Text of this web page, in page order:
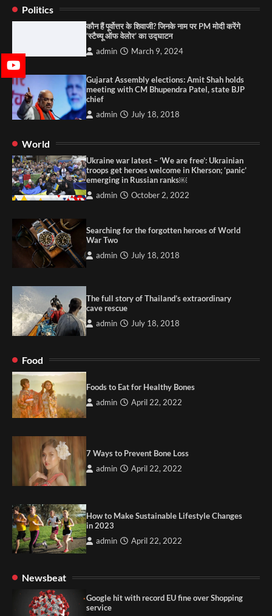
Politics
कौन हैं पूर्वोत्तर के शिवाजी? जिनके नाम पर PM मोदी करेंगे
‘स्टैच्यू ऑफ वेलोर’ का उद्घाटन
admin March 9, 2024
Gujarat Assembly elections: Amit Shah holds
meeting with CM Bhupendra Patel, state BJP
chief
admin July 18, 2018
World
Ukraine war latest – ‘We are free’: Ukrainian
troops get heroes welcome in Kherson; ‘panic’
emerging in Russian ranks￼
admin October 2, 2022
Searching for the forgotten heroes of World
War Two
admin July 18, 2018
The full story of Thailand’s extraordinary
cave rescue
admin July 18, 2018
Food
Foods to Eat for Healthy Bones
admin April 22, 2022
7 Ways to Prevent Bone Loss
admin April 22, 2022
How to Make Sustainable Lifestyle Changes
in 2023
admin April 22, 2022
Newsbeat
Google hit with record EU fine over Shopping
service